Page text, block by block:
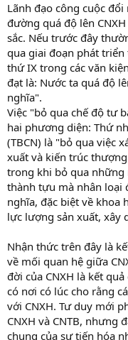
Lãnh đạo công cuộc
đường quá độ lên
sắc. Nếu trước đây
qua giai đoạn phát
thứ IX trong các văn
đạt là: Nước ta quá độ
nghĩa".
Việc "bỏ qua chế độ tư
hai phương diện: Thứ
(TBCN) là "bỏ qua việc
xuất và kiến trúc
trong khi bỏ qua những
thành tựu mà nhân loại
nghĩa, đặc biệt về khoa
lực lượng sản xuất, xây
Nhận thức trên đây là
về mối quan hệ giữa
đời của CNXH là kết
có nơi có lúc cho rằng
với CNXH. Tư duy mới
CNXH và CNTB, nhưng
chung của sự tiến hóa